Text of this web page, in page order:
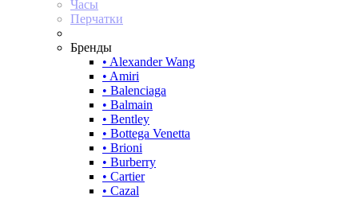
Часы
Перчатки
Бренды
• Alexander Wang
• Amiri
• Balenciaga
• Balmain
• Bentley
• Bottega Venetta
• Brioni
• Burberry
• Cartier
• Cazal